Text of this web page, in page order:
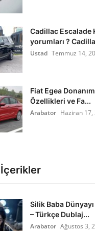
Cadillac Escalade
yorumları ?
Üstad Temmuz 14,
Fiat Egea
Özellikleri ve Fa...
Arabator Haziran 17,
Silik Baba
– Türkçe Dublaj...
Arabator Ağustos 3,